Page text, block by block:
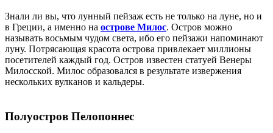
Знали ли вы, что лунный пейзаж есть не только на луне, но и
в Греции, а именно на острове Милос. Остров можно
называть восьмым чудом света, ибо его пейзажи напоминают
луну. Потрясающая красота острова привлекает миллионы
посетителей каждый год. Остров известен статуей Венеры
Милосской. Милос образовался в результате извержения
нескольких вулканов и кальдеры.
Полуостров Пелопоннес